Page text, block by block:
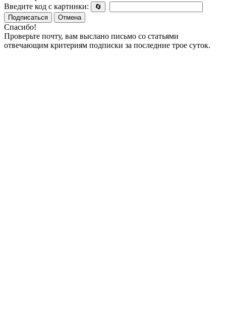
Введите код с картинки:
🔄
Подписаться
Отмена
Спасибо!
Проверьте почту, вам выслано письмо со статьями
отвечающим критериям подписки за последние трое суток.